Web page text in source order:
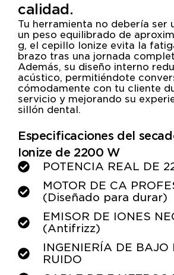
calidad.
Tu herramienta no debería ser
un peso equilibrado de
g, el cepillo Ionize evita la
brazo tras una jornada
Además, su diseño interno
acústico, permitiéndote
cómodamente con tu cliente
servicio y mejorando su
sillón dental.
Especificaciones del
Ionize de 2200 W
POTENCIA REAL DE
MOTOR DE CA
(Diseñado para durar)
EMISOR DE IONES
(Antifrizz)
INGENIERÍA DE BAJO
RUIDO